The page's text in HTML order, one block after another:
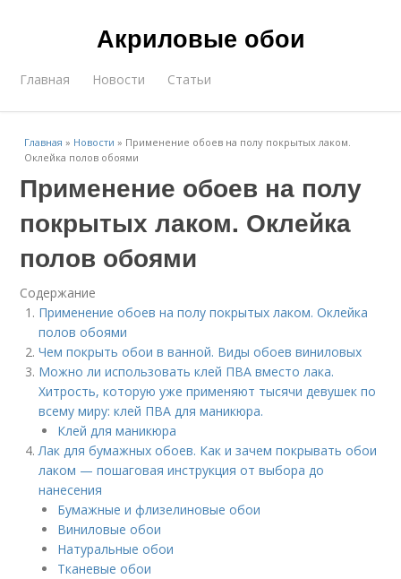
Акриловые обои
Главная Новости Статьи
Главная » Новости » Применение обоев на полу покрытых лаком.
Оклейка полов обоями
Применение обоев на полу
покрытых лаком. Оклейка
полов обоями
Содержание
Применение обоев на полу покрытых лаком. Оклейка
полов обоями
Чем покрыть обои в ванной. Виды обоев виниловых
Можно ли использовать клей ПВА вместо лака.
Хитрость, которую уже применяют тысячи девушек по
всему миру: клей ПВА для маникюра.
Клей для маникюра
Лак для бумажных обоев. Как и зачем покрывать обои
лаком — пошаговая инструкция от выбора до
нанесения
Бумажные и флизелиновые обои
Виниловые обои
Натуральные обои
Тканевые обои